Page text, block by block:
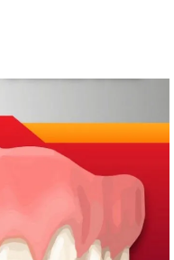
A última publicação no